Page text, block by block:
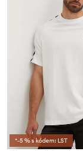
*-5 % s kódem: LST